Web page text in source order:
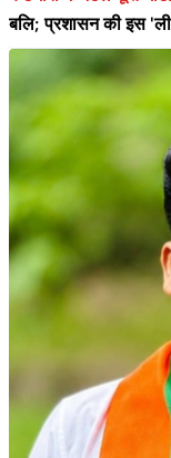
बलि; प्रशासन की इस